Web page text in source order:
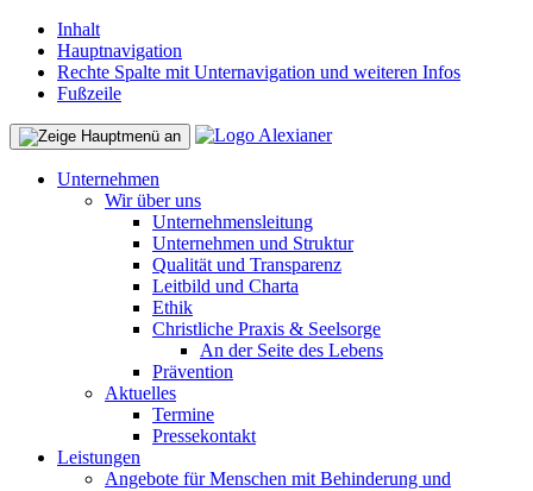
Inhalt
Hauptnavigation
Rechte Spalte mit Unternavigation und weiteren Infos
Fußzeile
Unternehmen
Wir über uns
Unternehmensleitung
Unternehmen und Struktur
Qualität und Transparenz
Leitbild und Charta
Ethik
Christliche Praxis & Seelsorge
An der Seite des Lebens
Prävention
Aktuelles
Termine
Pressekontakt
Leistungen
Angebote für Menschen mit Behinderung und